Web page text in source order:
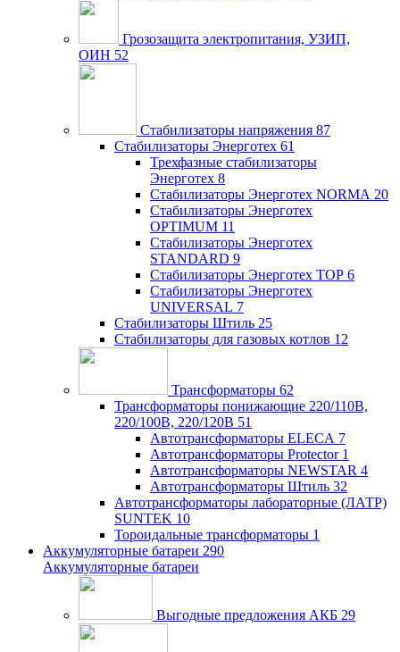
Грозозащита электропитания, УЗИП,
ОИН 52
Стабилизаторы напряжения 87
Стабилизаторы Энерготех 61
Трехфазные стабилизаторы
Энерготех 8
Стабилизаторы Энерготех NORMA 20
Стабилизаторы Энерготех
OPTIMUM 11
Стабилизаторы Энерготех
STANDARD 9
Стабилизаторы Энерготех TOP 6
Стабилизаторы Энерготех
UNIVERSAL 7
Стабилизаторы Штиль 25
Стабилизаторы для газовых котлов 12
Трансформаторы 62
Трансформаторы понижающие 220/110В,
220/100В, 220/120В 51
Автотрансформаторы ELECA 7
Автотрансформаторы Protector 1
Автотрансформаторы NEWSTAR 4
Автотрансформаторы Штиль 32
Автотрансформаторы лабораторные (ЛАТР)
SUNTEK 10
Тороидальные трансформаторы 1
Аккумуляторные батареи 290
Аккумуляторные батареи
Выгодные предложения АКБ 29